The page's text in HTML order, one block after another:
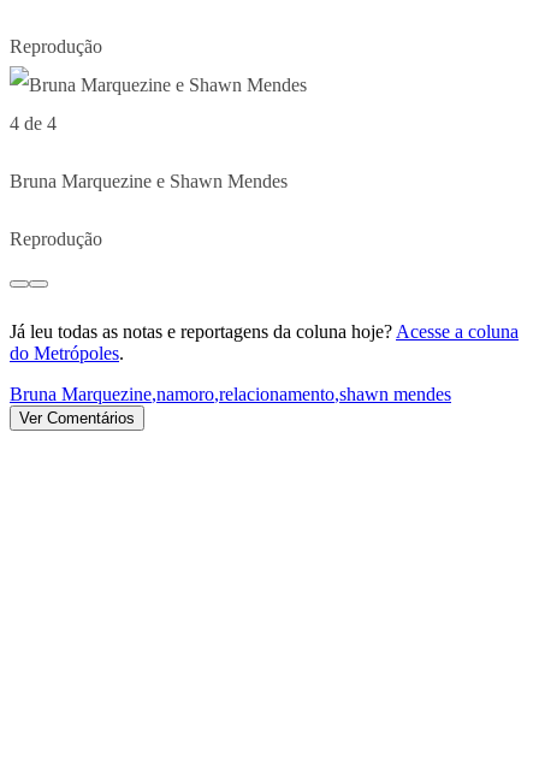
Reprodução
4 de 4
Bruna Marquezine e Shawn Mendes
Reprodução
Já leu todas as notas e reportagens da coluna hoje? Acesse a coluna
do Metrópoles.
Bruna Marquezine,namoro,relacionamento,shawn mendes
Ver Comentários